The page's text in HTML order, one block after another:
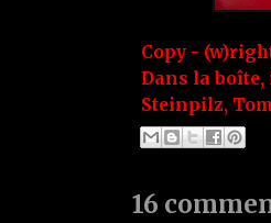
Copy -
Dans la boîte,
Steinpilz,
16